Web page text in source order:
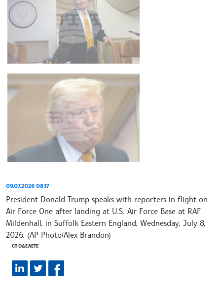
09.07.2026 08:17
President Donald Trump speaks with reporters in flight on
Air Force One after landing at U.S. Air Force Base at RAF
Mildenhall, in Suffolk Eastern England, Wednesday, July 8,
2026. (AP Photo/Alex Brandon)
СПОДЕЛЕТЕ